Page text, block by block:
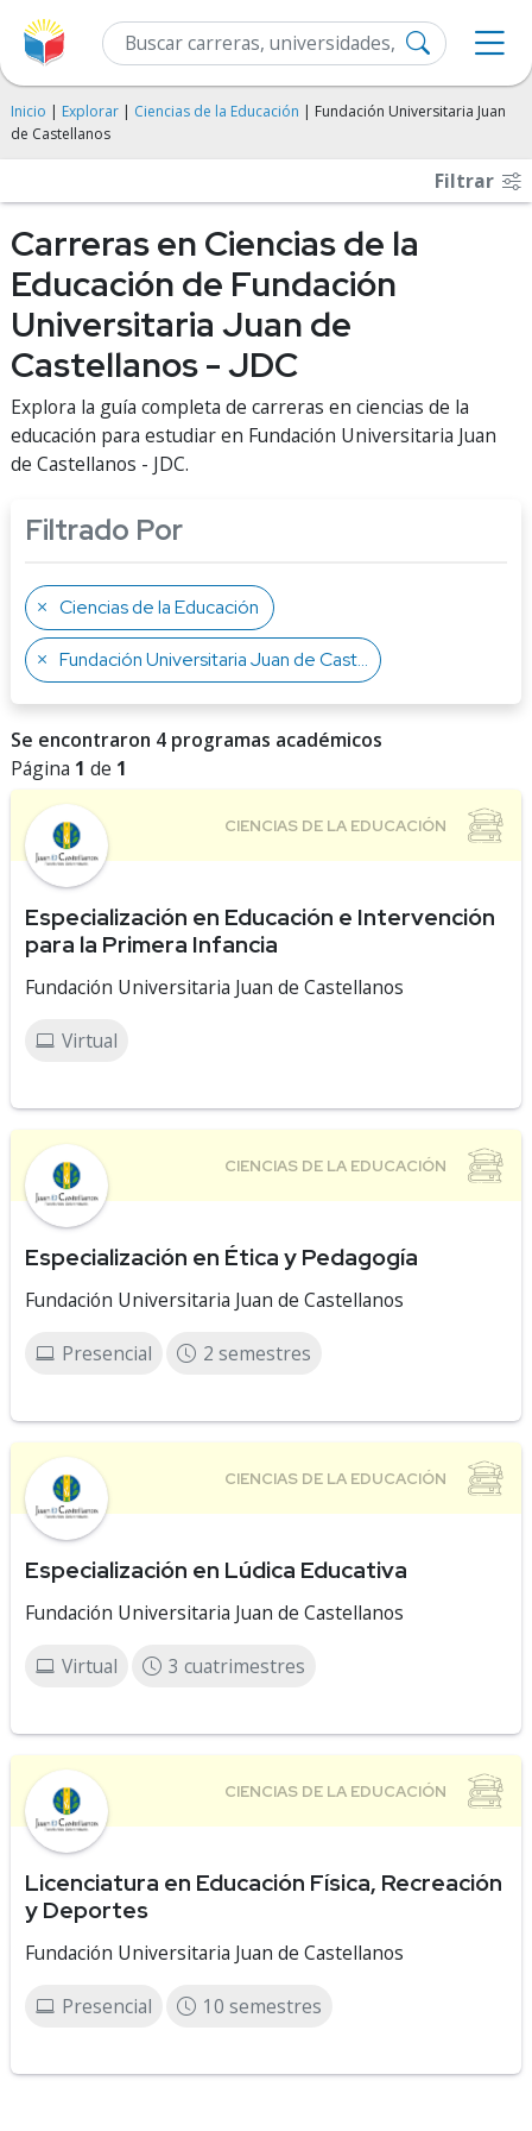
Inicio | Explorar | Ciencias de la Educación | Fundación Universitaria Juan
de Castellanos
Filtrar
Carreras en Ciencias de la
Educación de Fundación
Universitaria Juan de
Castellanos - JDC
Explora la guía completa de carreras en ciencias de la
educación para estudiar en Fundación Universitaria Juan
de Castellanos - JDC.
Filtrado Por
Ciencias de la Educación
Fundación Universitaria Juan de Castellanos
Se encontraron 4 programas académicos
Página 1 de 1
Especialización en Educación e Intervención
para la Primera Infancia
Fundación Universitaria Juan de Castellanos
Virtual
Especialización en Ética y Pedagogía
Fundación Universitaria Juan de Castellanos
Presencial 2 semestres
Especialización en Lúdica Educativa
Fundación Universitaria Juan de Castellanos
Virtual 3 cuatrimestres
Licenciatura en Educación Física, Recreación
y Deportes
Fundación Universitaria Juan de Castellanos
Presencial 10 semestres